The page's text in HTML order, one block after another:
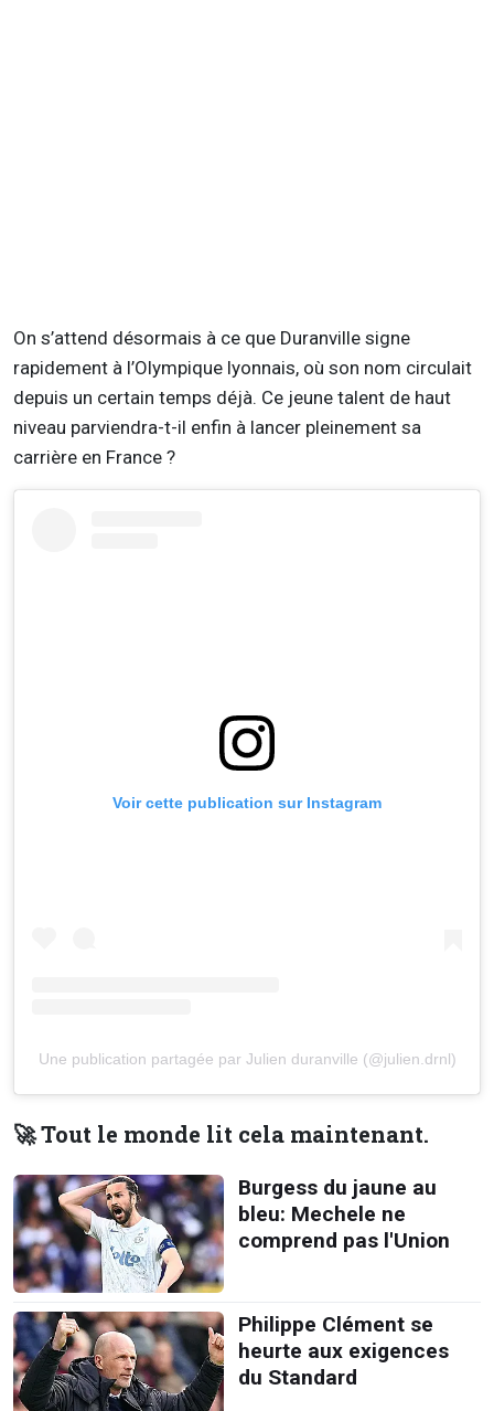
On s’attend désormais à ce que Duranville signe
rapidement à l’Olympique lyonnais, où son nom circulait
depuis un certain temps déjà. Ce jeune talent de haut
niveau parviendra-t-il enfin à lancer pleinement sa
carrière en France ?
Voir cette publication sur Instagram
Une publication partagée par Julien duranville (@julien.drnl)
🚀 Tout le monde lit cela maintenant.
Burgess du jaune au
bleu: Mechele ne
comprend pas l'Union
Philippe Clément se
heurte aux exigences
du Standard